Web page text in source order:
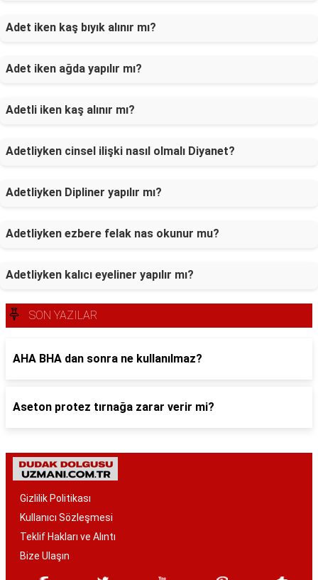
Adet iken kaş bıyık alınır mı?
Adet iken ağda yapılır mı?
Adetli iken kaş alınır mı?
Adetliyken cinsel ilişki nasıl olmalı Diyanet?
Adetliyken Dipliner yapılır mı?
Adetliyken ezbere felak nas okunur mu?
Adetliyken kalıcı eyeliner yapılır mı?
SON YAZILAR
AHA BHA dan sonra ne kullanılmaz?
Aseton protez tırnağa zarar verir mi?
Gizlilik Politikası
Kullanıcı Sözleşmesi
Teklif Hakları ve Alıntı
Bize Ulaşın